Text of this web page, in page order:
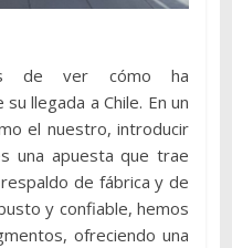
de ver cómo ha
llegada a Chile. En un
el nuestro, introducir
una apuesta que trae
de fábrica y de
y confiable, hemos
ofreciendo una